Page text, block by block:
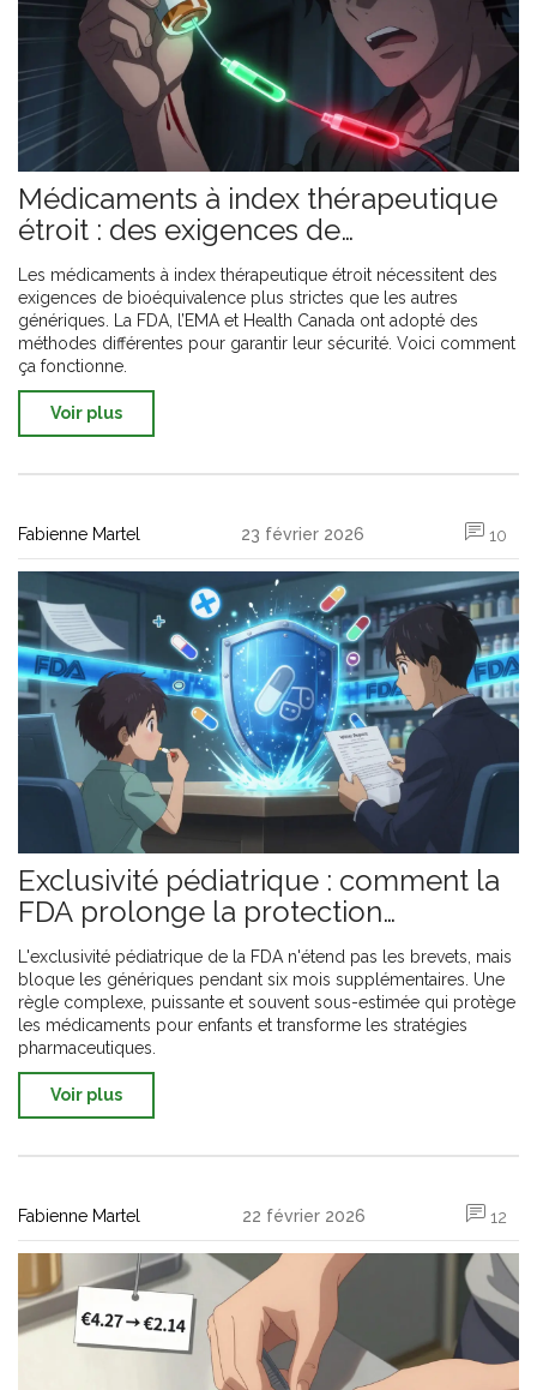
Médicaments à index thérapeutique
étroit : des exigences de
bioéquivalence plus strictes
Les médicaments à index thérapeutique étroit nécessitent des
exigences de bioéquivalence plus strictes que les autres
génériques. La FDA, l’EMA et Health Canada ont adopté des
méthodes différentes pour garantir leur sécurité. Voici comment
ça fonctionne.
Voir plus
Fabienne Martel 23 février 2026 10
Exclusivité pédiatrique : comment la
FDA prolonge la protection
brevetaire
L'exclusivité pédiatrique de la FDA n'étend pas les brevets, mais
bloque les génériques pendant six mois supplémentaires. Une
règle complexe, puissante et souvent sous-estimée qui protège
les médicaments pour enfants et transforme les stratégies
pharmaceutiques.
Voir plus
Fabienne Martel 22 février 2026 12